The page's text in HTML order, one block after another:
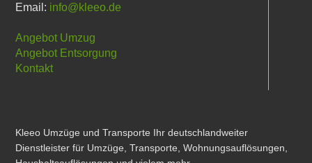
Email: info@kleeo.de
Angebot Umzug
Angebot Entsorgung
Kontakt
Kleeo Umzüge und Transporte Ihr deutschlandweiter
Dienstleister für Umzüge, Transporte, Wohnungsauflösungen,